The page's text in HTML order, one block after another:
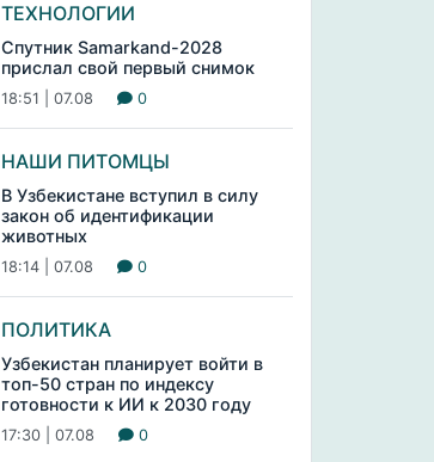
ТЕХНОЛОГИИ
Спутник Samarkand-2028
прислал свой первый снимок
18:51 | 07.08 0
НАШИ ПИТОМЦЫ
В Узбекистане вступил в силу
закон об идентификации
животных
18:14 | 07.08 0
ПОЛИТИКА
Узбекистан планирует войти в
топ-50 стран по индексу
готовности к ИИ к 2030 году
17:30 | 07.08 0